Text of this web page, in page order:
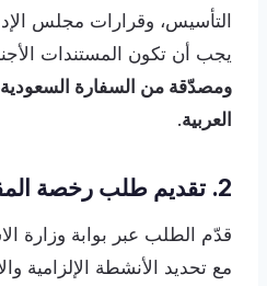
التأسيس، وقرارات مجلس
يجب أن تكون المستندات
ومصدّقة من السفارة
العربية.
2. تقديم طلب رخصة المقر الإقليمي
مع تحديد الأنشطة الإلزامية